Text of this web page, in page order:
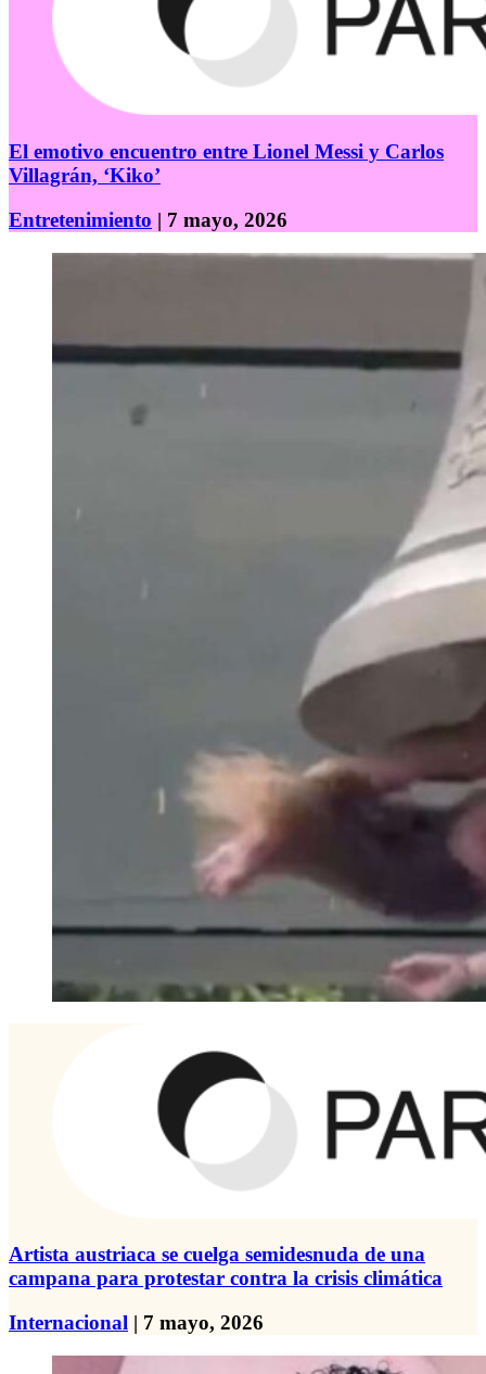
El emotivo encuentro entre Lionel Messi y Carlos
Villagrán, ‘Kiko’
Entretenimiento | 7 mayo, 2026
Artista austriaca se cuelga semidesnuda de una
campana para protestar contra la crisis climática
Internacional | 7 mayo, 2026